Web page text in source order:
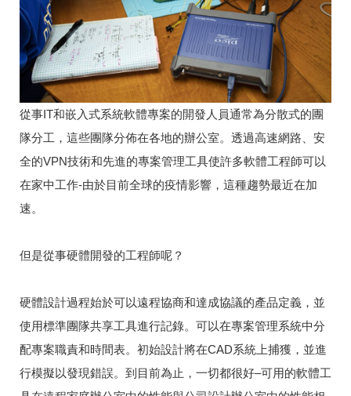
從事IT和嵌入式系統軟體專案的開發人員通常為分散式的團
隊分工，這些團隊分佈在各地的辦公室。透過高速網路、安
全的VPN技術和先進的專案管理工具使許多軟體工程師可以
在家中工作-由於目前全球的疫情影響，這種趨勢最近在加
速。
但是從事硬體開發的工程師呢？
硬體設計過程始於可以遠程協商和達成協議的產品定義，並
使用標準團隊共享工具進行記錄。 可以在專案管理系統中分
配專案職責和時間表。 初始設計將在CAD系統上捕獲，並進
行模擬以發現錯誤。 到目前為止，一切都很好–可用的軟體工